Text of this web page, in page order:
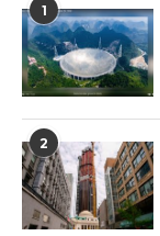
1
2